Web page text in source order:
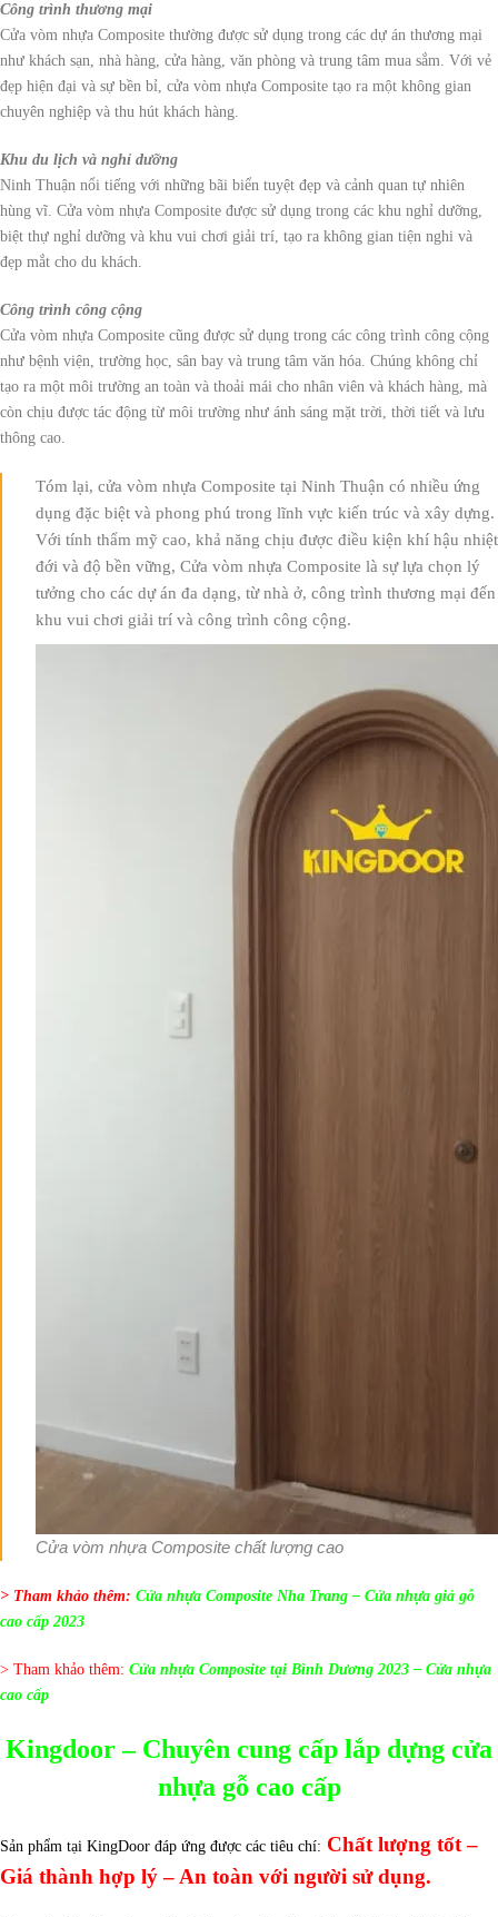
Công trình thương mại
Cửa vòm nhựa Composite thường được sử dụng trong các dự án thương mại
như khách sạn, nhà hàng, cửa hàng, văn phòng và trung tâm mua sắm. Với vẻ
đẹp hiện đại và sự bền bỉ, cửa vòm nhựa Composite tạo ra một không gian
chuyên nghiệp và thu hút khách hàng.
Khu du lịch và nghỉ dưỡng
Ninh Thuận nổi tiếng với những bãi biển tuyệt đẹp và cảnh quan tự nhiên
hùng vĩ. Cửa vòm nhựa Composite được sử dụng trong các khu nghỉ dưỡng,
biệt thự nghỉ dưỡng và khu vui chơi giải trí, tạo ra không gian tiện nghi và
đẹp mắt cho du khách.
Công trình công cộng
Cửa vòm nhựa Composite cũng được sử dụng trong các công trình công cộng
như bệnh viện, trường học, sân bay và trung tâm văn hóa. Chúng không chỉ
tạo ra một môi trường an toàn và thoải mái cho nhân viên và khách hàng, mà
còn chịu được tác động từ môi trường như ánh sáng mặt trời, thời tiết và lưu
thông cao.
Tóm lại, cửa vòm nhựa Composite tại Ninh Thuận có nhiều ứng
dụng đặc biệt và phong phú trong lĩnh vực kiến trúc và xây dựng.
Với tính thẩm mỹ cao, khả năng chịu được điều kiện khí hậu nhiệt
đới và độ bền vững, Cửa vòm nhựa Composite là sự lựa chọn lý
tưởng cho các dự án đa dạng, từ nhà ở, công trình thương mại đến
khu vui chơi giải trí và công trình công cộng.
Cửa vòm nhựa Composite chất lượng cao
> Tham khảo thêm: Cửa nhựa Composite Nha Trang – Cửa nhựa giả gỗ
cao cấp 2023
> Tham khảo thêm: Cửa nhựa Composite tại Bình Dương 2023 – Cửa nhựa
cao cấp
Kingdoor – Chuyên cung cấp lắp dựng cửa
nhựa gỗ cao cấp
Sản phẩm tại KingDoor đáp ứng được các tiêu chí: Chất lượng tốt –
Giá thành hợp lý – An toàn với người sử dụng.